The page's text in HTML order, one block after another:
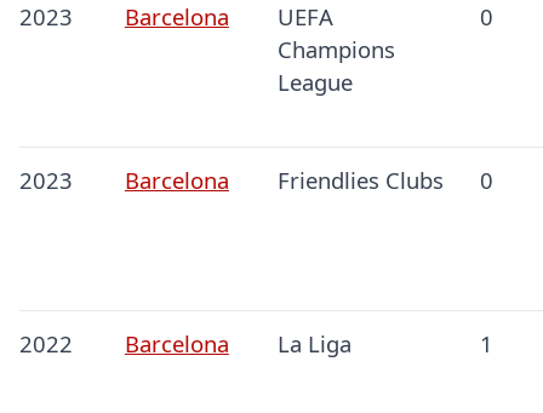
2023 Barcelona
UEFA
Champions
League
0
2023 Barcelona Friendlies Clubs 0
2022 Barcelona La Liga 1